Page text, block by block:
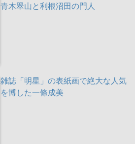
青木翠山と利根沼田の門人
雑誌「明星」の表紙画で絶大な人気
を博した一條成美